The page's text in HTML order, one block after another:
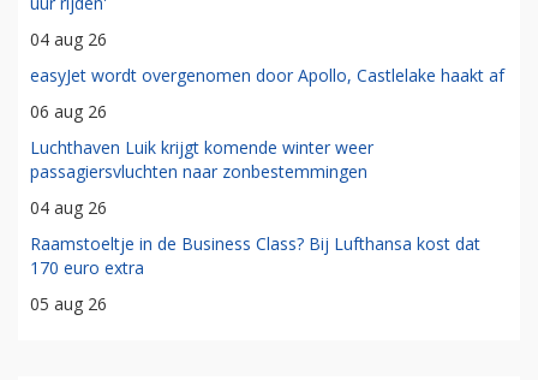
04 aug 26
easyJet wordt overgenomen door Apollo, Castlelake haakt af
06 aug 26
Luchthaven Luik krijgt komende winter weer
passagiersvluchten naar zonbestemmingen
04 aug 26
Raamstoeltje in de Business Class? Bij Lufthansa kost dat
170 euro extra
05 aug 26